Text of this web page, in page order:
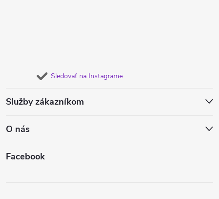
Sledovať na Instagrame
Služby zákazníkom
O nás
Facebook